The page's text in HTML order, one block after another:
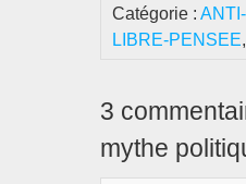
Catégorie :
LIBRE-PENSEE,
3
mythe